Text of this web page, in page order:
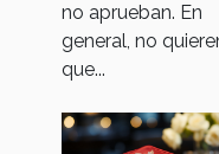
no aprueban. En
general, no
que...